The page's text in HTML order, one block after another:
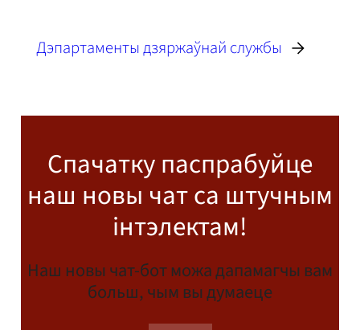
Дэпартаменты дзяржаўнай службы
Спачатку паспрабуйце
наш новы чат са штучным
інтэлектам!
Наш новы чат-бот можа дапамагчы вам
больш, чым вы думаеце